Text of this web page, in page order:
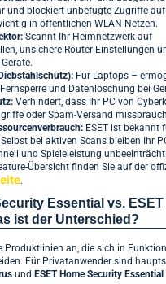
und blockiert unbefugte Zugriffe auf
in öffentlichen WLAN-Netzen.
Scannt Ihr Heimnetzwerk auf
unsichere Router-Einstellungen
Für Laptops –
und Datenlöschung bei
Verhindert, dass Ihr PC von
oder Spam-Versand
ESET ist bekannt
bei aktiven Scans bleiben Ihr
und Spieleleistung
Übersicht finden Sie auf der
.
Essential vs. ESET
ist der Unterschied?
Produktlinien an, die sich in
Für Privatanwender sind
und ESET Home Security Essential